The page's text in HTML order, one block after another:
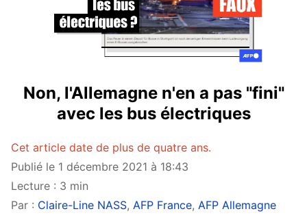
Non, l'Allemagne n'en a pas "fini"
avec les bus électriques
Cet article date de plus de quatre ans.
Publié le 1 décembre 2021 à 18:43
Lecture : 3 min
Par : Claire-Line NASS, AFP France, AFP Allemagne